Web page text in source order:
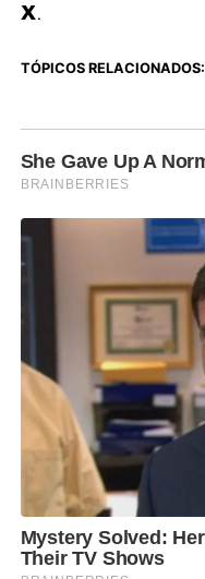
X.
TÓPICOS RELACIONADOS: